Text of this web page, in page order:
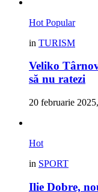
Hot Popular
in TURISM
Veliko
să nu ratezi
20 februarie
Hot
in SPORT
Ilie Dobre,